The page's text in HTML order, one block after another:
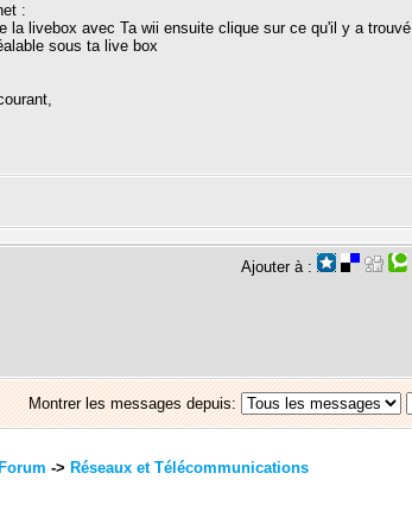
:
la livebox avec Ta wii ensuite clique sur ce qu'il y a trouvé
sous ta live box
Ajouter à :
Montrer les messages depuis:
-> Réseaux et Télécommunications